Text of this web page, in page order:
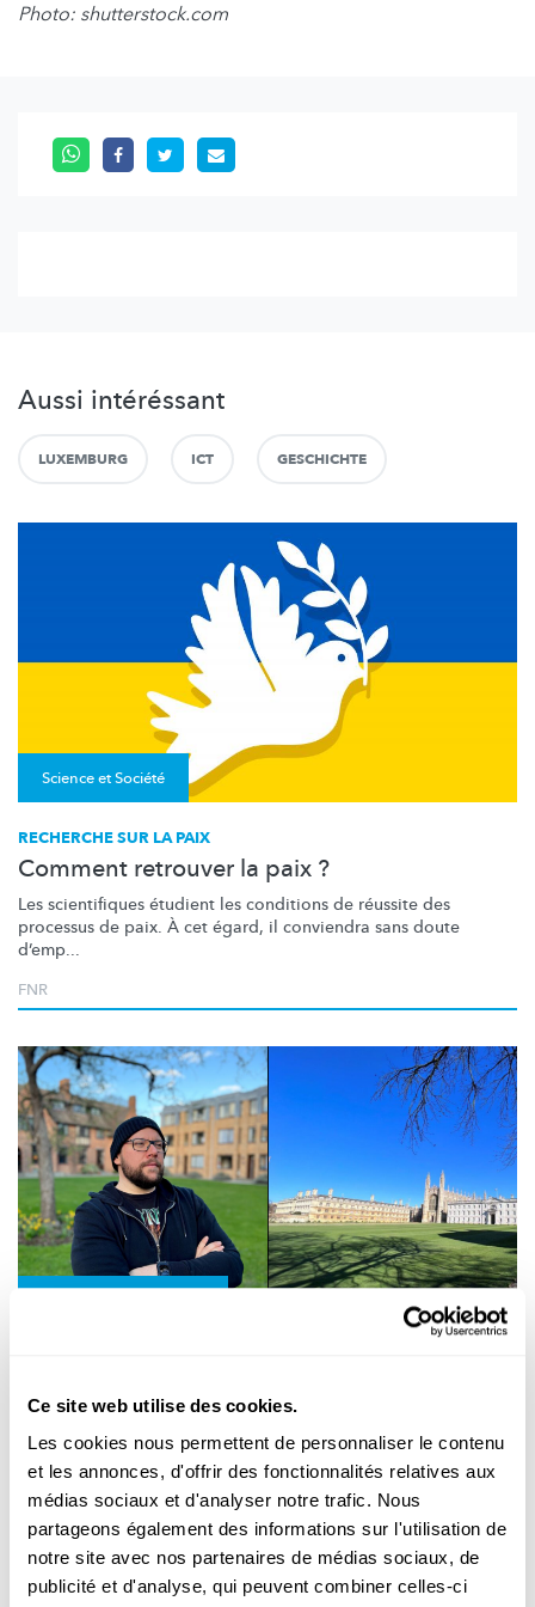
Ce site web utilise des cookies.
Les cookies nous permettent de personnaliser le contenu
et les annonces, d'offrir des fonctionnalités relatives aux
médias sociaux et d'analyser notre trafic. Nous
partageons également des informations sur l'utilisation de
notre site avec nos partenaires de médias sociaux, de
publicité et d'analyse, qui peuvent combiner celles-ci
Photo: shutterstock.com
Aussi intéréssant
LUXEMBURG ICT GESCHICHTE
Science et Société
RECHERCHE SUR LA PAIX
Comment retrouver la paix ?
Les scientifiques étudient les conditions de réussite des
processus de paix. À cet égard, il conviendra sans doute
d’emp...
FNR
Les relations historiques entre la
Communauté européenne et l'Union
soviétique
Claude est doctorant et historien à l'université de Cambridge.
Il effectue des recherches de doctorat depuis trois ans s...